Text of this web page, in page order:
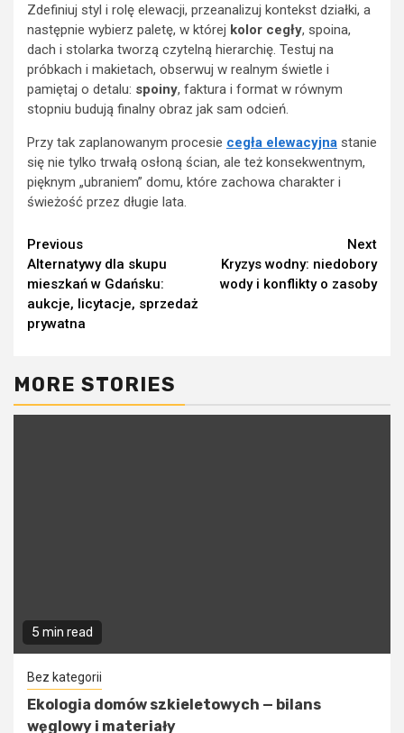
Zdefiniuj styl i rolę elewacji, przeanalizuj kontekst działki, a
następnie wybierz paletę, w której kolor cegły, spoina,
dach i stolarka tworzą czytelną hierarchię. Testuj na
próbkach i makietach, obserwuj w realnym świetle i
pamiętaj o detalu: spoiny, faktura i format w równym
stopniu budują finalny obraz jak sam odcień.
Przy tak zaplanowanym procesie cegła elewacyjna stanie
się nie tylko trwałą osłoną ścian, ale też konsekwentnym,
pięknym „ubraniem” domu, które zachowa charakter i
świeżość przez długie lata.
Continue
Reading
Previous
Alternatywy dla skupu
mieszkań w Gdańsku:
aukcje, licytacje, sprzedaż
prywatna
Next
Kryzys wodny: niedobory
wody i konflikty o zasoby
MORE STORIES
5 min read
Bez kategorii
Ekologia domów szkieletowych — bilans
węglowy i materiały